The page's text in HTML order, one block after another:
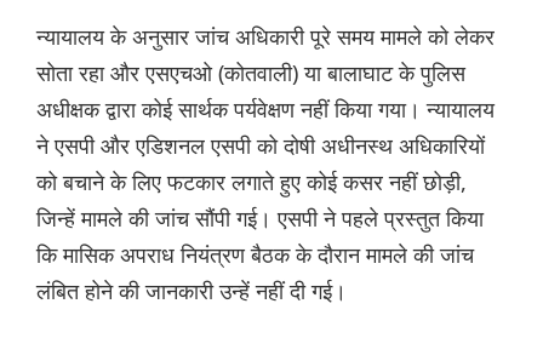
न्यायालय के अनुसार जांच अधिकारी पूरे समय मामले को लेकर
सोता रहा और एसएचओ (कोतवाली) या बालाघाट के पुलिस
अधीक्षक द्वारा कोई सार्थक पर्यवेक्षण नहीं किया गया। न्यायालय
ने एसपी और एडिशनल एसपी को दोषी अधीनस्थ अधिकारियों
को बचाने के लिए फटकार लगाते हुए कोई कसर नहीं छोड़ी,
जिन्हें मामले की जांच सौंपी गई। एसपी ने पहले प्रस्तुत किया
कि मासिक अपराध नियंत्रण बैठक के दौरान मामले की जांच
लंबित होने की जानकारी उन्हें नहीं दी गई।